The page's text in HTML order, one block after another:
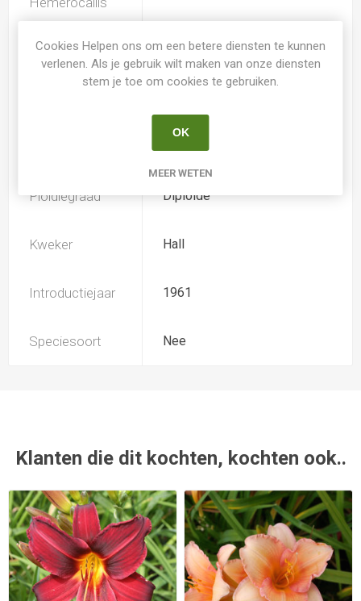
Spider Nee
Hemerocallis
Ploïdiegraad Diploide
Kweker Hall
Introductiejaar 1961
Speciesoort Nee
Klanten die dit kochten, kochten ook..
Cookies Helpen ons om een betere diensten te kunnen
verlenen. Als je gebruik wilt maken van onze diensten
stem je toe om cookies te gebruiken.
OK
MEER WETEN